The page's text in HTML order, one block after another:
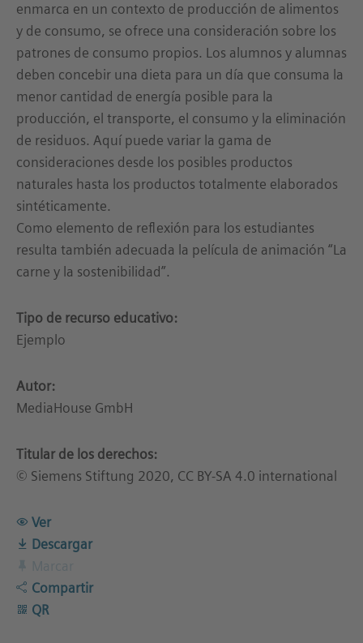
enmarca en un contexto de producción de alimentos
y de consumo, se ofrece una consideración sobre los
patrones de consumo propios. Los alumnos y alumnas
deben concebir una dieta para un día que consuma la
menor cantidad de energía posible para la
producción, el transporte, el consumo y la eliminación
de residuos. Aquí puede variar la gama de
consideraciones desde los posibles productos
naturales hasta los productos totalmente elaborados
sintéticamente.
Como elemento de reflexión para los estudiantes
resulta también adecuada la película de animación “La
carne y la sostenibilidad”.
Tipo de recurso educativo:
Ejemplo
Autor:
MediaHouse GmbH
Titular de los derechos:
© Siemens Stiftung 2020, CC BY-SA 4.0 international
Ver
Descargar
Compartir
QR